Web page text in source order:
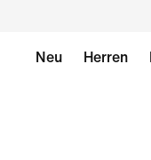
Neu Herren